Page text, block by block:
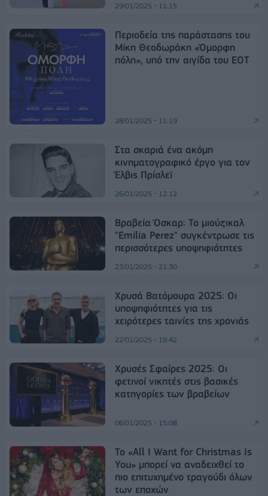
29/01/2025 - 11:15
Περιοδεία της παράστασης του
Μίκη Θεοδωράκη «Όμορφη
πόλη», υπό την αιγίδα του ΕΟΤ
28/01/2025 - 11:19
Στα σκαριά ένα ακόμη
κινηματογραφικό έργο για τον
Έλβις Πρίσλεϊ
26/01/2025 - 12:12
Βραβεία Όσκαρ: Το μιούζικαλ
"Emilia Perez" συγκέντρωσε τις
περισσότερες υποψηφιότητες
23/01/2025 - 21:30
Χρυσά Βατόμουρα 2025: Οι
υποψηφιότητες για τις
χειρότερες ταινίες της χρονιάς
22/01/2025 - 19:42
Χρυσές Σφαίρες 2025: Οι
φετινοί νικητές στις βασικές
κατηγορίες των βραβείων
06/01/2025 - 15:08
To «All I Want for Christmas Is
You» μπορεί να αναδειχθεί το
πιο επιτυχημένο τραγούδι όλων
των εποχών